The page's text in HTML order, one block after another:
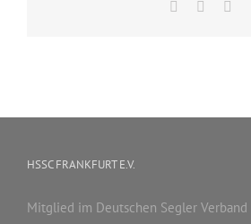
Facebook
HSSC FRANKFURT E.V.
Mitglied im Deutschen Segler Verband